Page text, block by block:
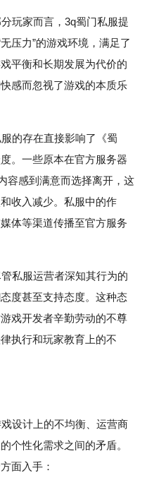
玩家而言，3q蜀门私服提
压力”的游戏环境，满足了
平衡和长期发展为代价的
感而忽视了游戏的本质乐
的存在直接影响了《蜀
。一些原本在官方服务器
容感到满意而选择离开，这
收入减少。私服中的作
体等渠道传播至官方服务
私服运营者深知其行为的
度甚至支持态度。这种态
戏开发者辛勤劳动的不尊
执行和玩家教育上的不
设计上的不均衡、运营商
个性化需求之间的矛盾。
面入手：